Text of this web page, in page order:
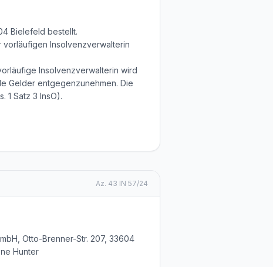
Bielefeld bestellt.
vorläufigen Insolvenzverwalterin
Insolvenzverwalterin wird
Gelder entgegenzunehmen. Die
1 Satz 3 InsO).
Az. 43 IN 57/24
Otto-Brenner-Str. 207, 33604
Hunter